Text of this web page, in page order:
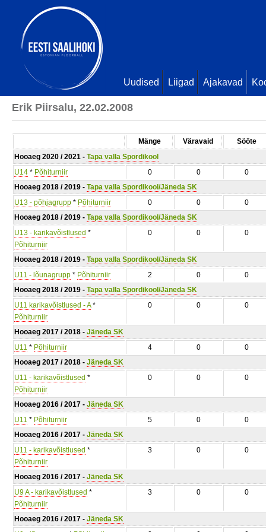
Uudised Liigad Ajakavad
Erik Piirsalu, 22.02.2008
Mänge Väravaid
Sööte
Hooaeg 2020 / 2021 - Tapa valla Spordikool
U14 * Põhiturniir 0 0
0
Hooaeg 2018 / 2019 - Tapa valla Spordikool/Jäneda SK
U13 - põhjagrupp * Põhiturniir 0 0
0
Hooaeg 2018 / 2019 - Tapa valla Spordikool/Jäneda SK
U13 - karikavõistlused *
Põhiturniir
0 0 0
Hooaeg 2018 / 2019 - Tapa valla Spordikool/Jäneda SK
U11 - lõunagrupp * Põhiturniir 2 0
0
Hooaeg 2018 / 2019 - Tapa valla Spordikool/Jäneda SK
U11 karikavõistlused - A*
Põhiturniir
0 0 0
Hooaeg 2017 / 2018 - Jäneda SK
U11 * Põhiturniir 4 0
0
Hooaeg 2017 / 2018 - Jäneda SK
U11 - karikavõistlused *
Põhiturniir
0 0 0
Hooaeg 2016 / 2017 - Jäneda SK
U11 * Põhiturniir 5 0
0
Hooaeg 2016 / 2017 - Jäneda SK
U11 - karikavõistlused *
Põhiturniir
3 0 0
Hooaeg 2016 / 2017 - Jäneda SK
U9 A - karikavõistlused *
Põhiturniir
3 0 0
Hooaeg 2016 / 2017 - Jäneda SK